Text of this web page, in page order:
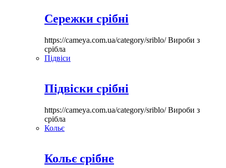
Сережки срібні
https://cameya.com.ua/category/sriblo/Вироби з
срібла
Підвіси
Підвіски срібні
https://cameya.com.ua/category/sriblo/Вироби з
срібла
Кольє
Кольє срібне